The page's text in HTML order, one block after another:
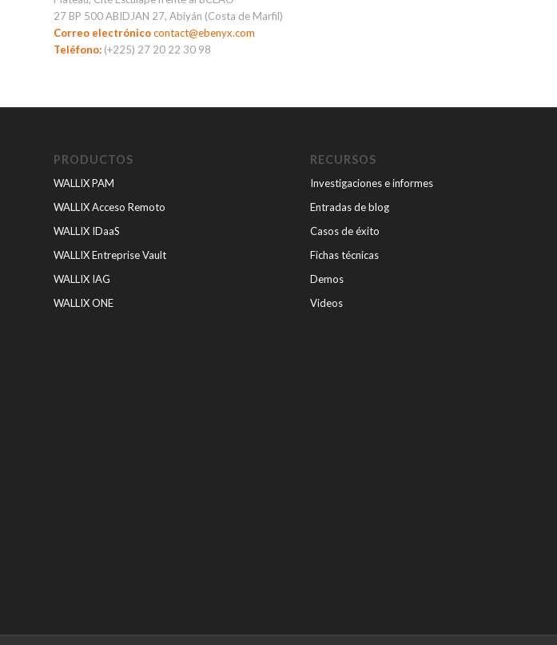
27 BP 500 ABIDJAN 27, Abiyán (Costa de Marfil)
Correo electrónicocontact@ebenyx.com
Teléfono: (+225) 27 20 22 30 98
PRODUCTOS
WALLIX PAM
WALLIX Acceso Remoto
WALLIX IDaaS
WALLIX Entreprise Vault
WALLIX IAG
WALLIX ONE
RECURSOS
Investigaciones e informes
Entradas de blog
Casos de éxito
Fichas técnicas
Demos
Videos